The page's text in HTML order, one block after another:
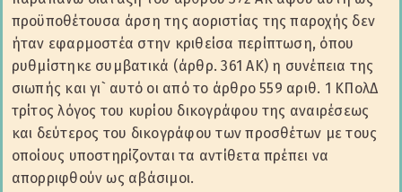
προϋποθέτουσα άρση της αοριστίας της παροχής δεν
ήταν εφαρμοστέα στην κριθείσα περίπτωση, όπου
ρυθμίστηκε συμβατικά (άρθρ. 361 ΑΚ) η συνέπεια της
σιωπής και γι` αυτό οι από το άρθρο 559 αριθ. 1 ΚΠολΔ
τρίτος λόγος του κυρίου δικογράφου της αναιρέσεως
και δεύτερος του δικογράφου των προσθέτων με τους
οποίους υποστηρίζονται τα αντίθετα πρέπει να
απορριφθούν ως αβάσιμοι.